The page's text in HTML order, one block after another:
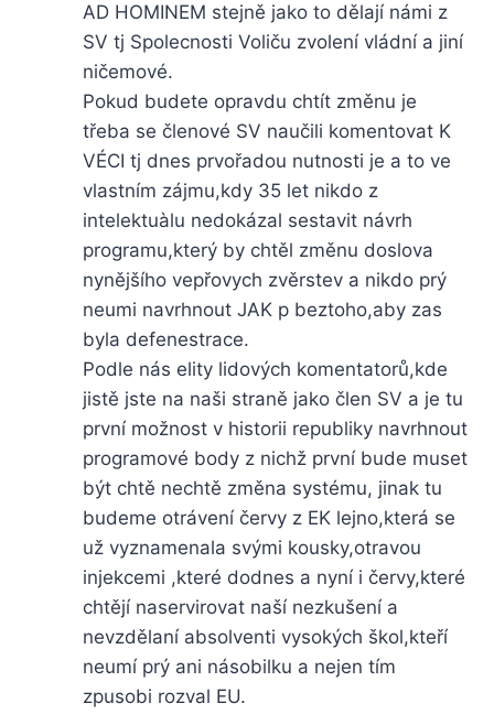
AD HOMINEM stejně jako to dělají námi z
SV tj Spolecnosti Voliču zvolení vládní a jiní
ničemové.
Pokud budete opravdu chtít změnu je
třeba se členové SV naučili komentovat K
VÉCI tj dnes prvořadou nutnosti je a to ve
vlastním zájmu,kdy 35 let nikdo z
intelektuàlu nedokázal sestavit návrh
programu,který by chtěl změnu doslova
nynějšího vepřovych zvěrstev a nikdo prý
neumi navrhnout JAK p beztoho,aby zas
byla defenestrace.
Podle nás elity lidových komentatorů,kde
jistě jste na naši straně jako člen SV a je tu
první možnost v historii republiky navrhnout
programové body z nichž první bude muset
být chtě nechtě změna systému, jinak tu
budeme otrávení červy z EK lejno,která se
už vyznamenala svými kousky,otravou
injekcemi ,které dodnes a nyní i červy,které
chtějí naservirovat naší nezkušení a
nevzdělaní absolventi vysokých škol,kteří
neumí prý ani násobilku a nejen tím
zpusobi rozval EU.